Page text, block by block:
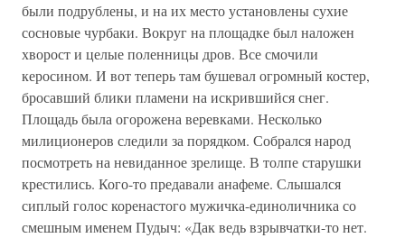
были подрублены, и на их место установлены сухие
сосновые чурбаки. Вокруг на площадке был наложен
хворост и целые поленницы дров. Все смочили
керосином. И вот теперь там бушевал огромный костер,
бросавший блики пламени на искрившийся снег.
Площадь была огорожена веревками. Несколько
милиционеров следили за порядком. Собрался народ
посмотреть на невиданное зрелище. В толпе старушки
крестились. Кого-то предавали анафеме. Слышался
сиплый голос коренастого мужичка-единоличника со
смешным именем Пудыч: «Дак ведь взрывчатки-то нет.